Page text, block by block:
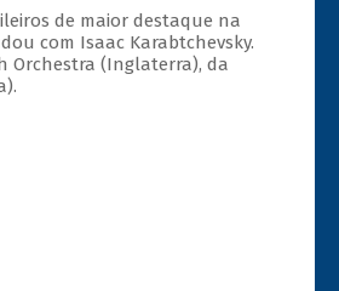
de maior destaque na
com Isaac Karabtchevsky.
Orchestra (Inglaterra), da